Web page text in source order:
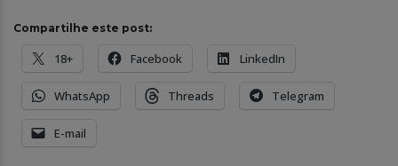
Compartilhe este post:
18+ Facebook LinkedIn
WhatsApp Threads Telegram
E-mail